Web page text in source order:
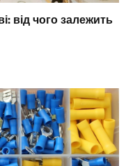
від чого залежить